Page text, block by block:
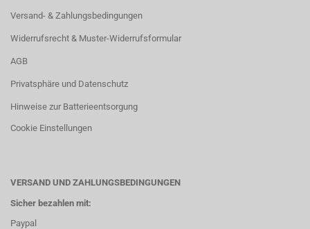
Versand- & Zahlungsbedingungen
Widerrufsrecht & Muster-Widerrufsformular
AGB
Privatsphäre und Datenschutz
Hinweise zur Batterieentsorgung
Cookie Einstellungen
VERSAND UND ZAHLUNGSBEDINGUNGEN
Sicher bezahlen mit:
Paypal